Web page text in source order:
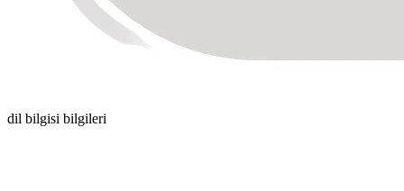
dil bilgisi bilgileri